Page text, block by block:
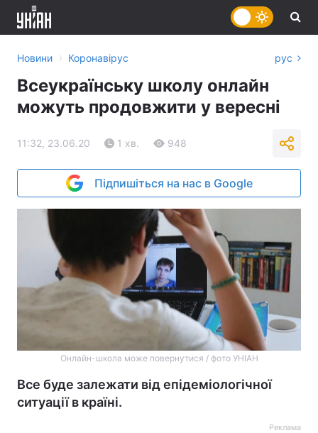
Новини › Коронавірус рус
Всеукраїнську школу онлайн
можуть продовжити у вересні
11:32, 23.06.20 1 хв. 948
Підпишіться на нас в Google
Онлайн-школа може повернутися / фото УНІАН
Все буде залежати від епідеміологічної
ситуації в країні.
Реклама